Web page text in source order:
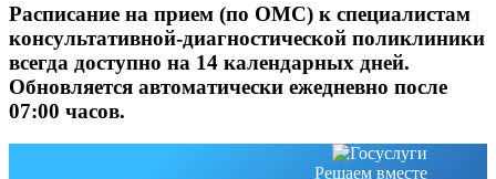
Расписание на прием (по ОМС) к специалистам
консультативной-диагностической поликлиники
всегда доступно на 14 календарных дней.
Обновляется автоматически ежедневно после
07:00 часов.
Решаем вместе